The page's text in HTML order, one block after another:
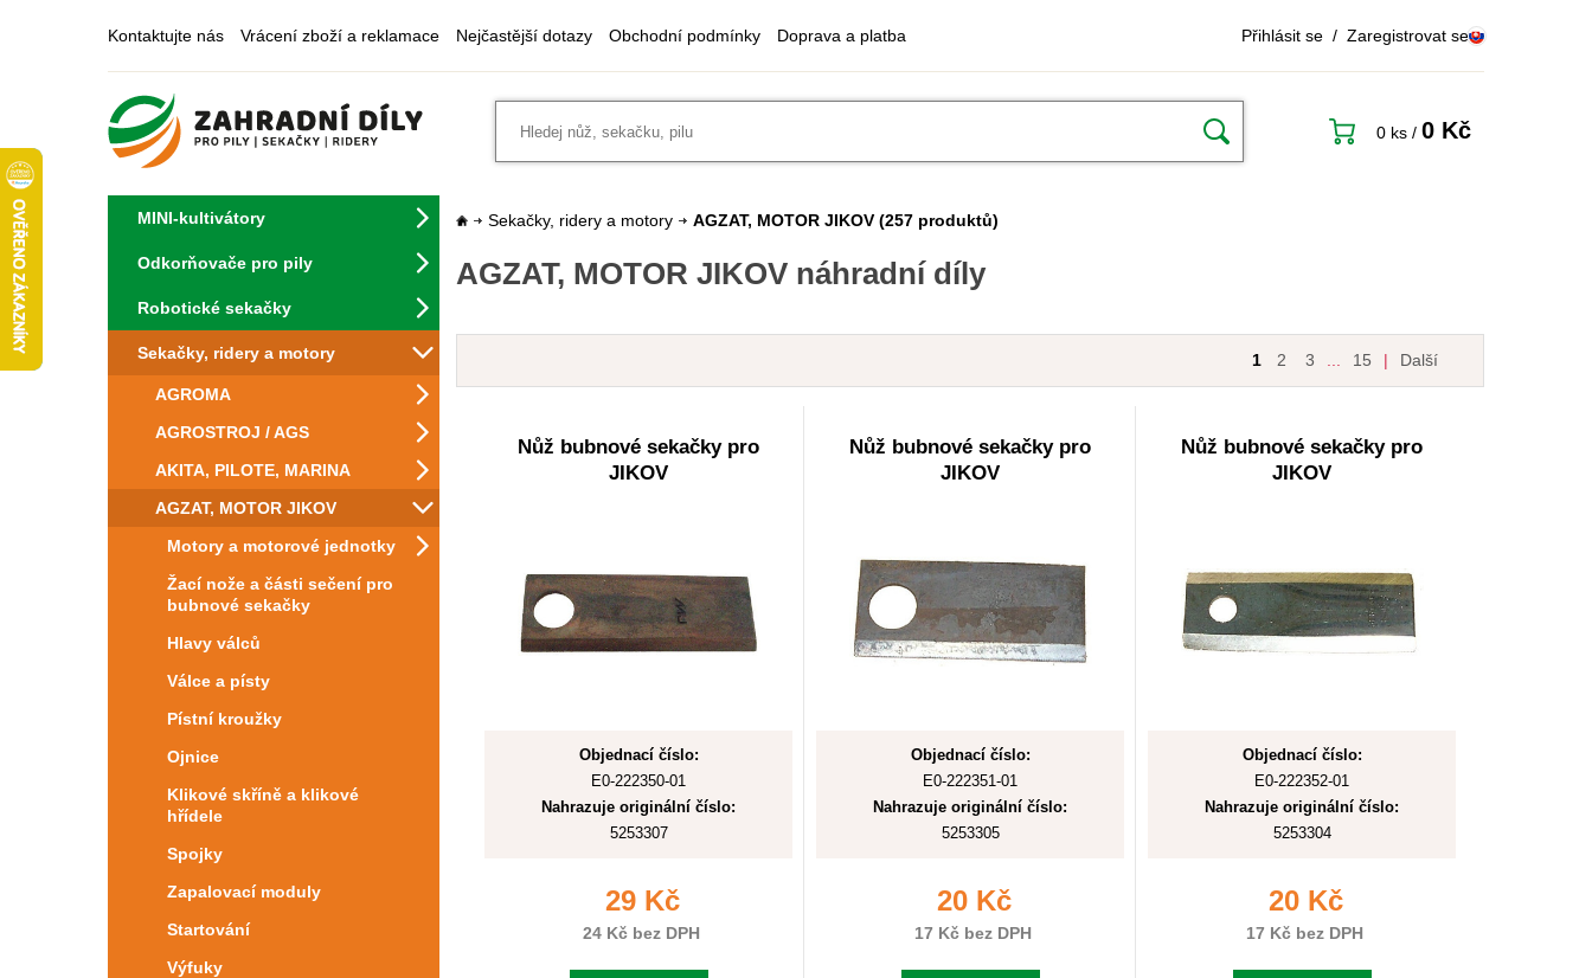
Kontaktujte nás Vrácení zboží a reklamace Nejčastější dotazy Obchodní podmínky Doprava a platba Přihlásit se / Zaregistrovat se
0 ks / 0 Kč
MINI-kultivátory
Odkorňovače pro pily
Robotické sekačky
Sekačky, ridery a motory
AGROMA
AGROSTROJ / AGS
AKITA, PILOTE, MARINA
AGZAT, MOTOR JIKOV
Motory a motorové jednotky
Žací nože a části sečení pro
bubnové sekačky
Hlavy válců
Válce a písty
Pístní kroužky
Ojnice
Klikové skříně a klikové
hřídele
Spojky
Zapalovací moduly
Startování
Výfuky
Sekačky, ridery a motory AGZAT, MOTOR JIKOV (257 produktů)
AGZAT, MOTOR JIKOV náhradní díly
1 2 3 15 | Další
Nůž bubnové sekačky pro
JIKOV
Objednací číslo:
E0-222350-01
Nahrazuje originální číslo:
5253307
29 Kč
24 Kč bez DPH
Nůž bubnové sekačky pro
JIKOV
Objednací číslo:
E0-222351-01
Nahrazuje originální číslo:
5253305
20 Kč
17 Kč bez DPH
Nůž bubnové sekačky pro
JIKOV
Objednací číslo:
E0-222352-01
Nahrazuje originální číslo:
5253304
20 Kč
17 Kč bez DPH